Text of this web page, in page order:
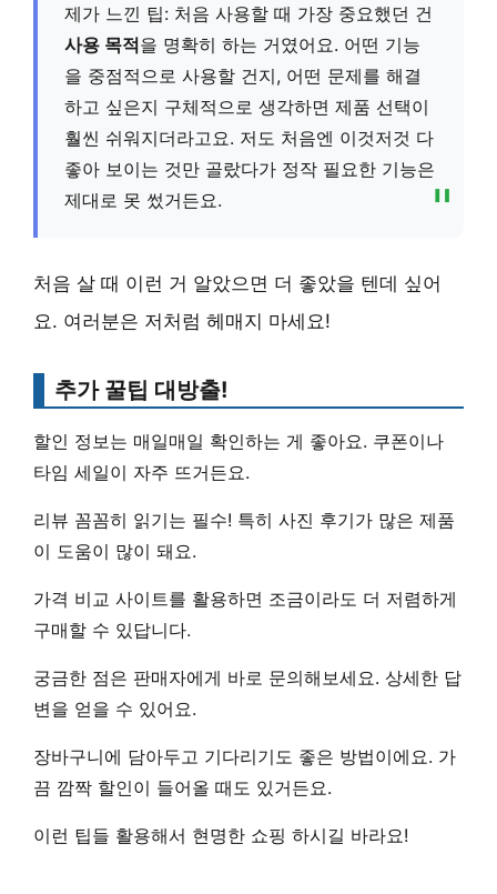
제가 느낀 팁: 처음 사용할 때 가장 중요했던 건
사용 목적을 명확히 하는 거였어요. 어떤 기능
을 중점적으로 사용할 건지, 어떤 문제를 해결
하고 싶은지 구체적으로 생각하면 제품 선택이
훨씬 쉬워지더라고요. 저도 처음엔 이것저것 다
좋아 보이는 것만 골랐다가 정작 필요한 기능은
제대로 못 썼거든요.
처음 살 때 이런 거 알았으면 더 좋았을 텐데 싶어
요. 여러분은 저처럼 헤매지 마세요!
추가 꿀팁 대방출!
할인 정보 는 매일매일 확인하는 게 좋아요. 쿠폰이나
타임 세일이 자주 뜨거든요.
리뷰 꼼꼼히 읽기는 필수! 특히 사진 후기가 많은 제품
이 도움이 많이 돼요.
가격 비교 사이트를 활용하면 조금이라도 더 저렴하게
구매할 수 있답니다.
궁금한 점은 판매자에게 바로 문의해보세요. 상세한 답
변을 얻을 수 있어요.
장바구니에 담아두고 기다리기 도 좋은 방법이에요. 가
끔 깜짝 할인이 들어올 때도 있거든요.
이런 팁들 활용해서 현명한 쇼핑 하시길 바라요!